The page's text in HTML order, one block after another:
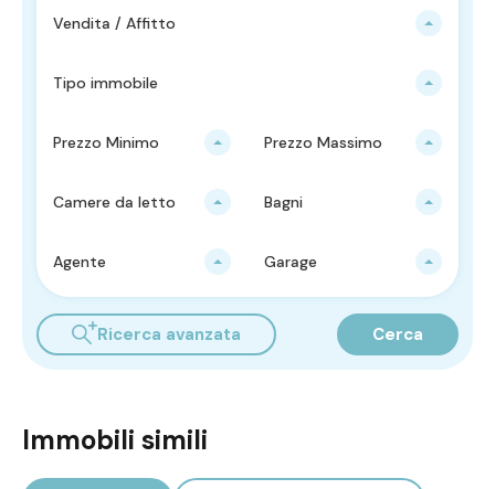
Vendita / Affitto
Tipo immobile
Prezzo Minimo Prezzo Massimo
Camere da letto Bagni
Agente Garage
Ricerca avanzata Cerca
Immobili simili